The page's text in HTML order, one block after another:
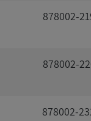
878002-
878002-
878002-